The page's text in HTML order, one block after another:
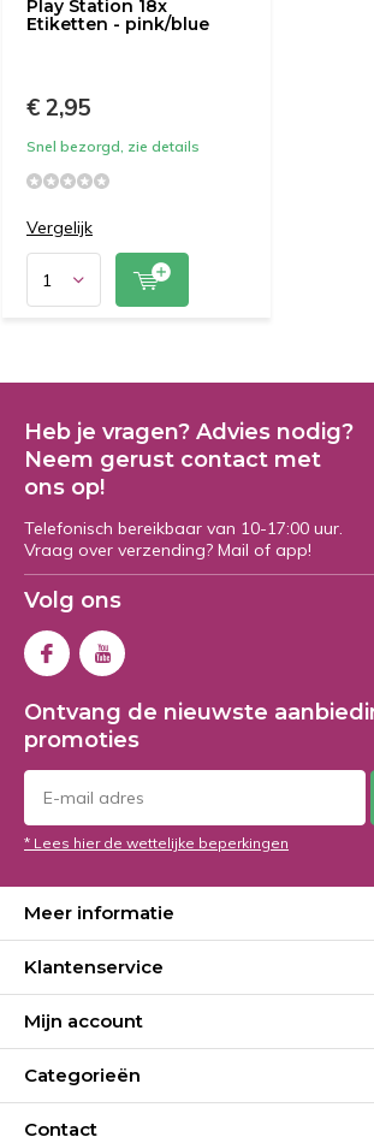
Play Station 18x
Etiketten - pink/blue
€ 2,95
Snel bezorgd, zie details
Vergelijk
Heb je vragen? Advies nodig?
Neem gerust contact met
ons op!
Telefonisch bereikbaar van 10-17:00 uur.
Vraag over verzending? Mail of app!
Volg ons
Ontvang de nieuwste
promoties
* Lees hier de wettelijke beperkingen
Meer informatie
Klantenservice
Mijn account
Categorieën
Contact